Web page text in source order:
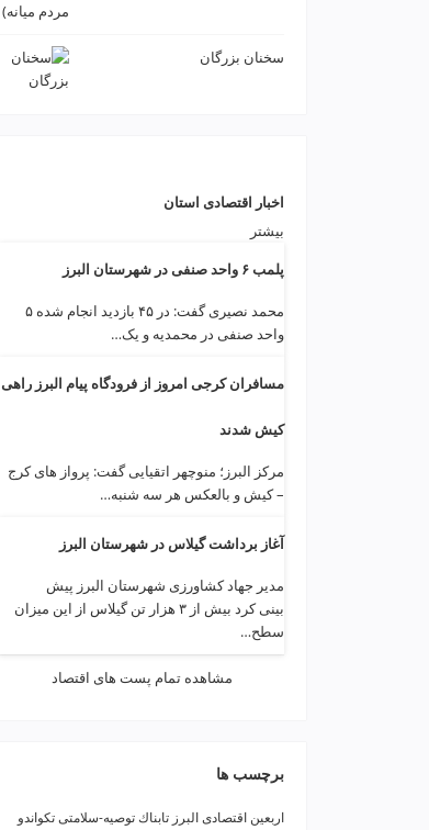
سخنان بزرگان
اخبار اقتصادی استان
بیشتر
پلمب ۶ واحد صنفی در شهرستان البرز
محمد نصیری گفت: در ۴۵ بازدید انجام شده ۵
واحد صنفی در محمدیه و یک…
مسافران کرجی امروز از فرودگاه پیام البرز راهی
کیش شدند
مرکز البرز؛ منوچهر اتقیایی گفت: پرواز های کرج
– کیش و بالعکس هر سه شنبه…
آغاز برداشت گیلاس در شهرستان البرز
مدیر جهاد کشاورزی شهرستان البرز پیش
بینی کرد بیش از ۳ هزار تن گیلاس از این میزان
سطح…
مشاهده تمام پست های اقتصاد
برچسب ها
اربعین اقتصادیالبرز تابناكتوصیه-سلامتیتکواندو